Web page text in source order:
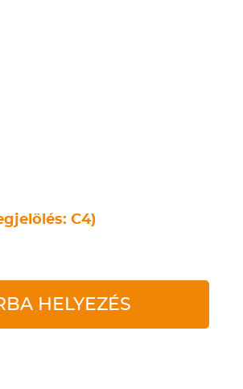
C4)
HELYEZÉS